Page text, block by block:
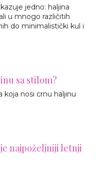
jedno: haljina
u mnogo različitih
do minimalistički kul i
sa stilom?
koja nosi crnu haljinu
najpoželjniji letnji